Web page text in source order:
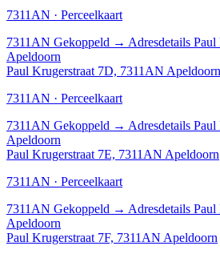
7311AN · Perceelkaart
7311AN Gekoppeld → Adresdetails
Apeldoorn
Paul Krugerstraat 7D, 7311AN Apeldoorn
7311AN · Perceelkaart
7311AN Gekoppeld → Adresdetails
Apeldoorn
Paul Krugerstraat 7E, 7311AN Apeldoorn
7311AN · Perceelkaart
7311AN Gekoppeld → Adresdetails
Apeldoorn
Paul Krugerstraat 7F, 7311AN Apeldoorn